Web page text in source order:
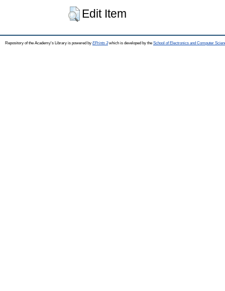
Edit Item
Repository of the Academy's Library is powered by EPrints 3which is developed by the School of Electronics and Computer